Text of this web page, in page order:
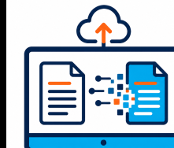
Video Conference
MS Teams
USB Camera
WebCam
H.323 and SIP
Video
Voice accessories
Headset
Speakerphones
IP Phone,
Wireless Present